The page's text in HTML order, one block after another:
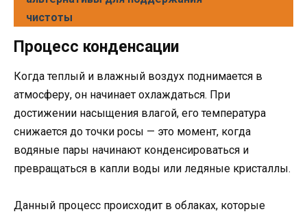
чистоты
Процесс конденсации
Когда теплый и влажный воздух поднимается в
атмосферу, он начинает охлаждаться. При
достижении насыщения влагой, его температура
снижается до точки росы — это момент, когда
водяные пары начинают конденсироваться и
превращаться в капли воды или ледяные кристаллы.
Данный процесс происходит в облаках, которые